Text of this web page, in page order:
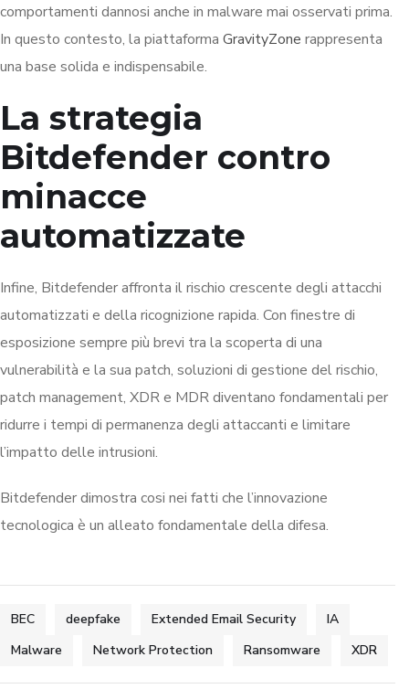
comportamenti dannosi anche in malware mai osservati prima.
In questo contesto, la piattaforma GravityZone rappresenta
una base solida e indispensabile.
La strategia
Bitdefender contro
minacce
automatizzate
Infine, Bitdefender affronta il rischio crescente degli attacchi
automatizzati e della ricognizione rapida. Con finestre di
esposizione sempre più brevi tra la scoperta di una
vulnerabilità e la sua patch, soluzioni di gestione del rischio,
patch management, XDR e MDR diventano fondamentali per
ridurre i tempi di permanenza degli attaccanti e limitare
l’impatto delle intrusioni.
Bitdefender dimostra cosi nei fatti che l’innovazione
tecnologica è un alleato fondamentale della difesa.
BEC deepfake Extended Email Security
IA
Malware
Network Protection Ransomware XDR